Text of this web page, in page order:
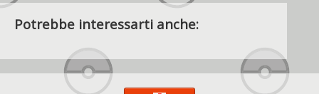
Potrebbe interessarti anche: